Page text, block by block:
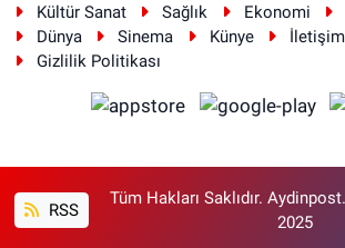
Kültür Sanat
Sağlık Ekonomi
Dünya
Sinema Künye
İletişim
Gizlilik Politikası
RSS
Tüm Hakları Saklıdır.
2025